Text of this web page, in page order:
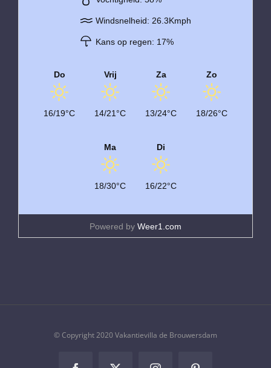
Windsnelheid: 26.3Kmph
Kans op regen: 17%
Do
16/19°C
Vrij
14/21°C
Za
13/24°C
Zo
18/26°C
Ma
18/30°C
Di
16/22°C
Powered by Weer1.com
© Copyright 2020 Vakantievilla de Brouwersdam